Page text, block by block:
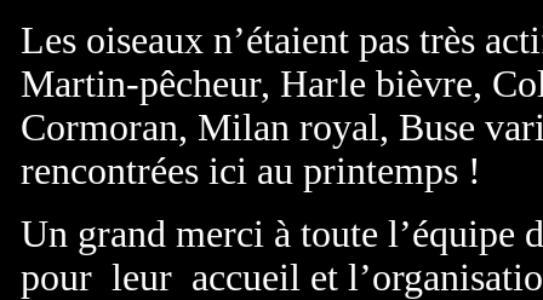
Les oiseaux n’étaient pas très
Martin-pêcheur, Harle bièvre,
Cormoran, Milan royal, Buse
rencontrées ici au printemps !
Un grand merci à toute l’équipe
pour leur accueil et